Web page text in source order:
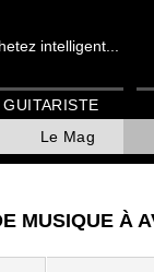
intelligent...
Le Mag
GUITARISTE
MUSIQUE À